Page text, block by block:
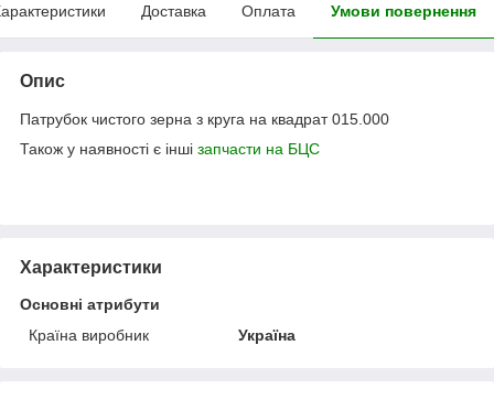
Доставка Оплата Умови повернення
Опис
Патрубок чистого зерна з круга на квадрат 015.000
Також у наявності є інші запчасти на БЦС
Характеристики
Основні атрибути
Країна виробник
Україна